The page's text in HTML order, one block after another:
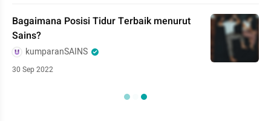
Bagaimana Posisi Tidur Terbaik menurut
Sains?
kumparanSAINS
30 Sep 2022